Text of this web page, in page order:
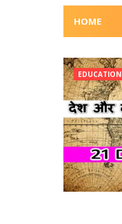
HOME
EDUCATION